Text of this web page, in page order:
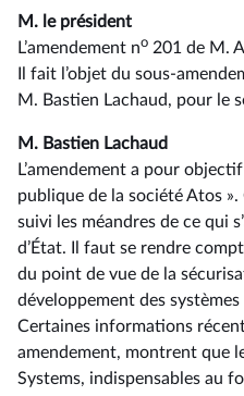
M. le président
L’amendement no 201 de M.
Il fait l’objet du sous-
M. Bastien Lachaud, pour le
M. Bastien Lachaud
L’amendement a pour
publique de la société Atos
suivi les méandres de ce qui
d’État. Il faut se rendre
du point de vue de la
développement des
Certaines informations
amendement, montrent que
Systems, indispensables au